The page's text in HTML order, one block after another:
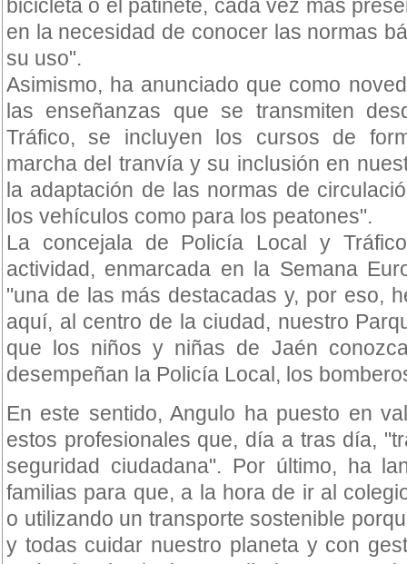
bicicleta o el patinete, cada vez más
en la necesidad de conocer las normas
su uso".
Asimismo, ha anunciado que como
las enseñanzas que se transmiten
Tráfico, se incluyen los cursos de
marcha del tranvía y su inclusión en
la adaptación de las normas de
los vehículos como para los peatones".
La concejala de Policía Local y
actividad, enmarcada en la Semana
"una de las más destacadas y, por eso,
aquí, al centro de la ciudad, nuestro
que los niños y niñas de Jaén
desempeñan la Policía Local, los
En este sentido, Angulo ha puesto en
estos profesionales que, día a tras día,
seguridad ciudadana". Por último, ha
familias para que, a la hora de ir al
o utilizando un transporte sostenible
y todas cuidar nuestro planeta y con